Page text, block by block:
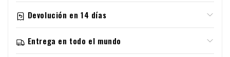
Devolución en 14 días
Información sobre garantía y devoluciones
Devoluciones
Entrega en todo el mundo